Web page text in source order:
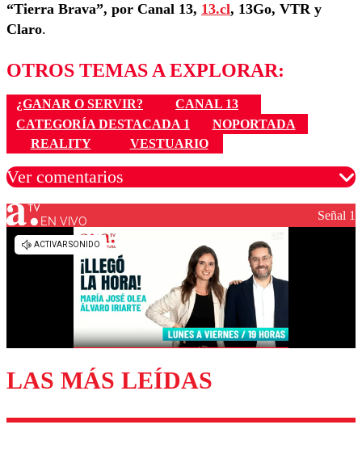
“Tierra Brava”, por Canal 13, 13.cl, 13Go, VTR y
Claro.
OTROS TEMAS A EXPLORAR:
¿GANAR O SERVIR?
CANAL 13
CATEGORÍA DESTACADA 1
NOPORTADA
REALITY
VESTUARIO
Ver comentarios
Los comentarios son moderados para garantizar un
diálogo respetuoso.
Enviar comentario
EN VIVO Señal 1
LAS MÁS LEÍDAS